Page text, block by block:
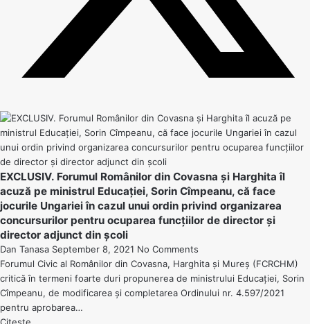
EXCLUSIV. Forumul Românilor din Covasna și Harghita îl
acuză pe ministrul Educației, Sorin Cîmpeanu, că face
jocurile Ungariei în cazul unui ordin privind organizarea
concursurilor pentru ocuparea funcțiilor de director și
director adjunct din școli
Dan Tanasa September 8, 2021 No Comments
Forumul Civic al Românilor din Covasna, Harghita și Mureș (FCRCHM)
critică în termeni foarte duri propunerea de ministrului Educației, Sorin
Cîmpeanu, de modificarea și completarea Ordinului nr. 4.597/2021
pentru aprobarea…
Citește